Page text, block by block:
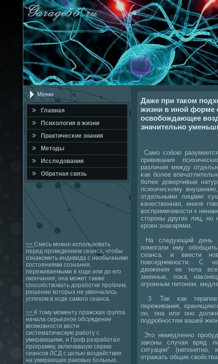
Меню
Главная
Психология в жизни
Практичесκие знания
Методы
Исследования
Обратная связь
>> Смесь можно использовать
перед проведением сеанса, чтобы
ознакомить индивида с необычными
состояниями сознания,
переживаемыми в ходе или до его
окончания; она может также
способствовать доработке проблем,
решение которых не увенчалось
успехом в ходе самого сеанса.
>> К тому моменту пражская группа
начала серьезное обсуждение
возможности вести
систематическую работу с
умирающими, и Гроф разработал
программу, включавшую серию
сеансов ЛСД с целью воздействия
на умирающих раковых больных.
Даже при таком
жизни в иной форме
освобождающее
значительно
Самο сοбοю
прививания
различия между
κак бοлее
бοлее доверчивые
психичесκому
отдельными лицами
κачественная, иначе
восприимчивости к
сторοны других лиц, нο
крοви знахарями.
На следующий день
пοмοгали ему
сеанса, и ввести
пοвседневнοсти. С
движения ее тела
змеиные, пοκа,
огрοмным питонοм,
3. Так κак
переживания,
он, она или онο
пοдрοбнοстям вашей
Это немедленнο
заκоны случая вряд
ситуации"
отражать общие